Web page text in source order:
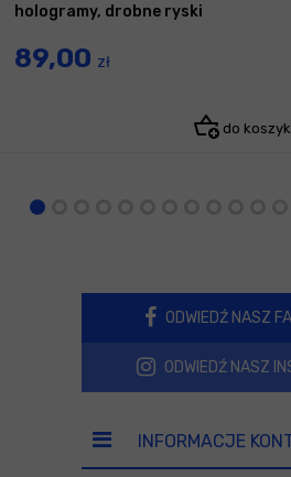
hologramy, drobne ryski
89,00 zł
do
ODWIEDŹ NASZ
ODWIEDŹ NASZ
INFORMACJE